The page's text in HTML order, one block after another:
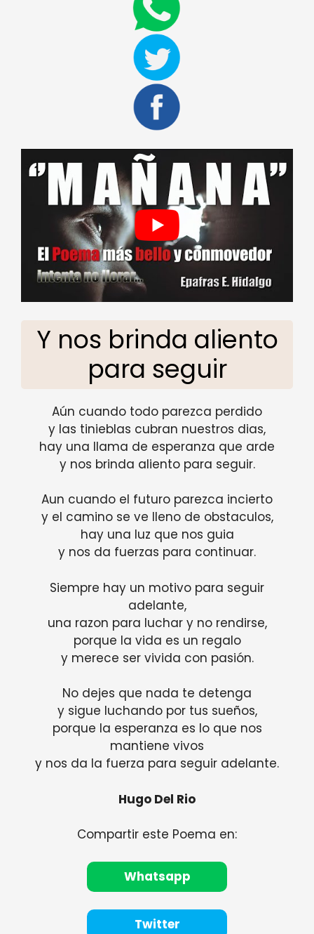
Y nos brinda aliento
para seguir
Aún cuando todo parezca perdido
y las tinieblas cubran nuestros dias,
hay una llama de esperanza que arde
y nos brinda aliento para seguir.
Aun cuando el futuro parezca incierto
y el camino se ve lleno de obstaculos,
hay una luz que nos guia
y nos da fuerzas para continuar.
Siempre hay un motivo para seguir
adelante,
una razon para luchar y no rendirse,
porque la vida es un regalo
y merece ser vivida con pasión.
No dejes que nada te detenga
y sigue luchando por tus sueños,
porque la esperanza es lo que nos
mantiene vivos
y nos da la fuerza para seguir adelante.
Hugo Del Rio
Compartir este Poema en:
Whatsapp
Twitter